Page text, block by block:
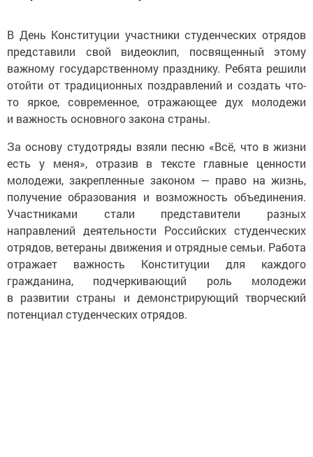
В День Конституции участники студенческих отрядов
представили свой видеоклип, посвященный этому
важному государственному празднику. Ребята решили
отойти от традиционных поздравлений и создать что-
то яркое, современное, отражающее дух молодежи
и важность основного закона страны.
За основу студотряды взяли песню «Всё, что в жизни
есть у меня», отразив в тексте главные ценности
молодежи, закрепленные законом — право на жизнь,
получение образования и возможность объединения.
Участниками стали представители разных
направлений деятельности Российских студенческих
отрядов, ветераны движения и отрядные семьи. Работа
отражает важность Конституции для каждого
гражданина, подчеркивающий роль молодежи
в развитии страны и демонстрирующий творческий
потенциал студенческих отрядов.